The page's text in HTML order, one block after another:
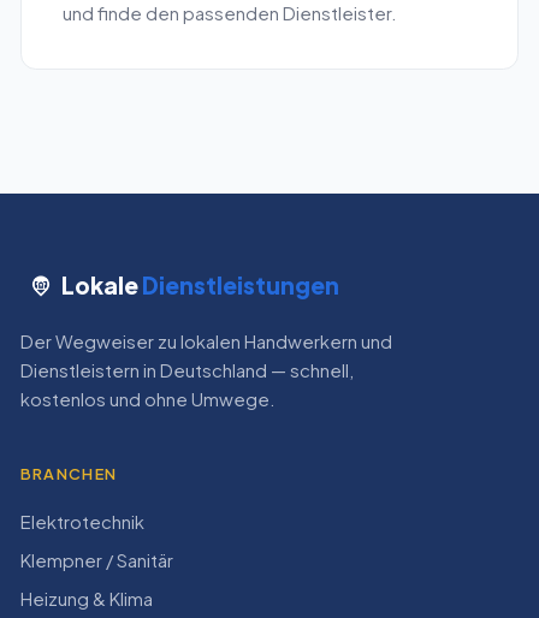
und finde den passenden Dienstleister.
LokaleDienstleistungen
Der Wegweiser zu lokalen Handwerkern und
Dienstleistern in Deutschland — schnell,
kostenlos und ohne Umwege.
BRANCHEN
Elektrotechnik
Klempner / Sanitär
Heizung & Klima